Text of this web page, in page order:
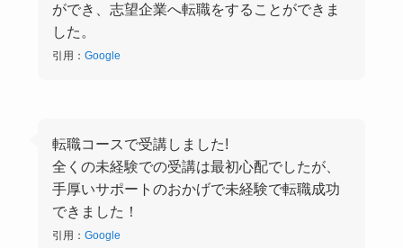
ができ、志望企業へ転職をすることができま
した。
引用：Google
転職コースで受講しました!
全くの未経験での受講は最初心配でしたが、
手厚いサポートのおかげで未経験で転職成功
できました！
引用：Google